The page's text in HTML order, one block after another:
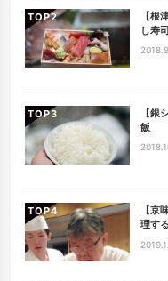
TOP
【根
し寿
TOP
【銀
飯
TOP
【京
理す